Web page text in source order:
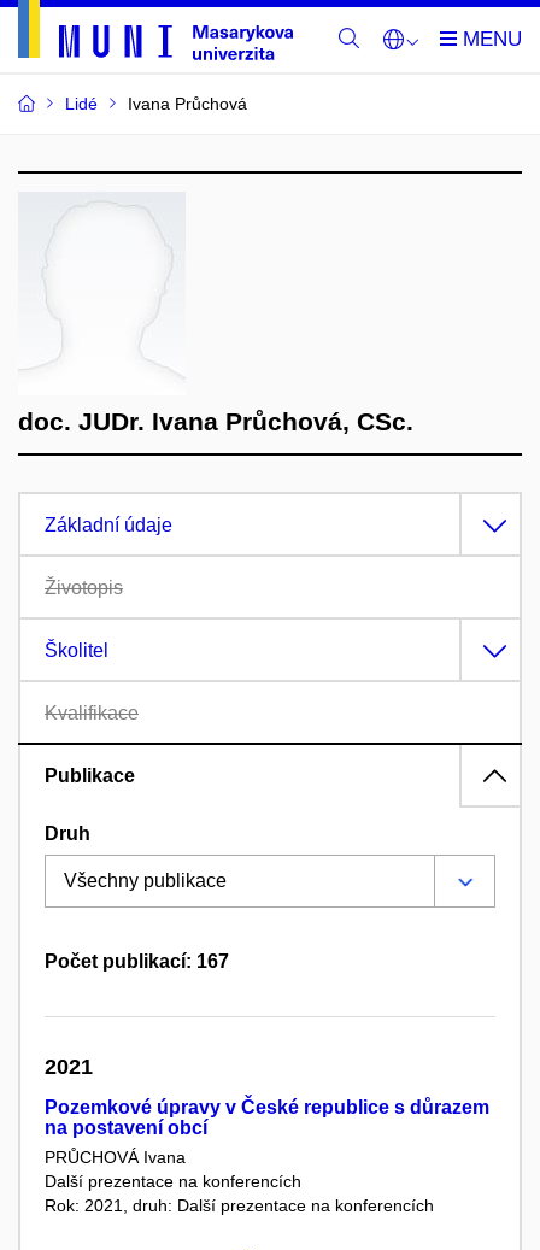
Lidé Ivana Průchová
doc. JUDr. Ivana Průchová, CSc.
Základní údaje
Životopis
Školitel
Kvalifikace
Publikace
Druh
Počet publikací: 167
2021
Pozemkové úpravy v České republice s důrazem
na postavení obcí
PRŮCHOVÁ Ivana
Další prezentace na konferencích
Rok: 2021, druh: Další prezentace na konferencích